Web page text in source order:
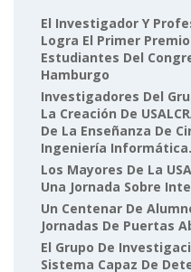
El Investigador Y
Logra El Primer
Estudiantes Del
Hamburgo
Investigadores Del
La Creación De
De La Enseñanza De
Ingeniería Informática.
Los Mayores De La
Una Jornada Sobre
Un Centenar De
Jornadas De Puertas
El Grupo De
Sistema Capaz De